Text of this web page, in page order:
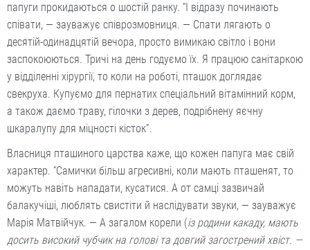
папуги прокидаються о шостій ранку. “І відразу починають
співати, — зауважує співрозмовниця. — Спати лягають о
десятій-одинадцятій вечора, просто вимикаю світло і вони
заспокоюються. Тричі на день годуємо їх. Я працюю санітаркою
у відділенні хірургії, то коли на роботі, пташок доглядає
свекруха. Купуємо для пернатих спеціальний вітамінний корм,
а також даємо траву, гілочки з дерев, подрібнену яєчну
шкаралупу для міцності кісток”.
Власниця пташиного царства каже, що кожен папуга має свій
характер. “Самички більш агресивні, коли мають пташенят, то
можуть навіть нападати, кусатися. А от самці зазвичай
балакучіші, люблять свистіти й наслідувати звуки, — зауважує
Марія Матвійчук. — А загалом корели (із родини какаду, мають
досить високий чубчик на голові та довгий загострений хвіст. —